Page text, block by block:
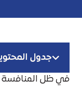
جدول
في ظل المنافسة